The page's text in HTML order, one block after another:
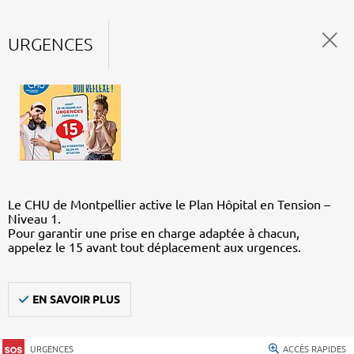
URGENCES
Le CHU de Montpellier active le Plan Hôpital en Tension –
Niveau 1.
Pour garantir une prise en charge adaptée à chacun,
appelez le 15 avant tout déplacement aux urgences.
EN SAVOIR PLUS
URGENCES ACCÈS RAPIDES